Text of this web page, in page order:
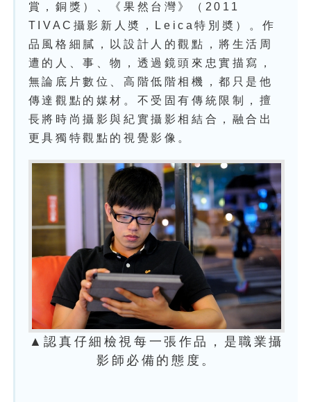
賞，銅獎）、《果然台灣》（2011
TIVAC攝影新人奬，Leica特別奬）。作
品風格細膩，以設計人的觀點，將生活周
遭的人、事、物，透過鏡頭來忠實描寫，
無論底片數位、高階低階相機，都只是他
傳達觀點的媒材。不受固有傳統限制，擅
長將時尚攝影與紀實攝影相結合，融合出
更具獨特觀點的視覺影像。
▲認真仔細檢視每一張作品，是職業攝
影師必備的態度。